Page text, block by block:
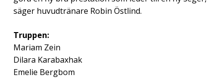
säger huvudtränare Robin Östlind.
Truppen:
Mariam Zein
Dilara Karabaxhak
Emelie Bergbom